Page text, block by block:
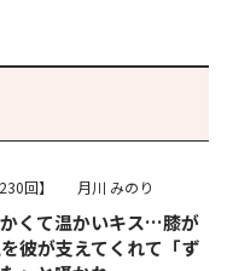
りません。…
回】 月川 みのり
くて温かいキス…膝が
彼が支えてくれて「ず